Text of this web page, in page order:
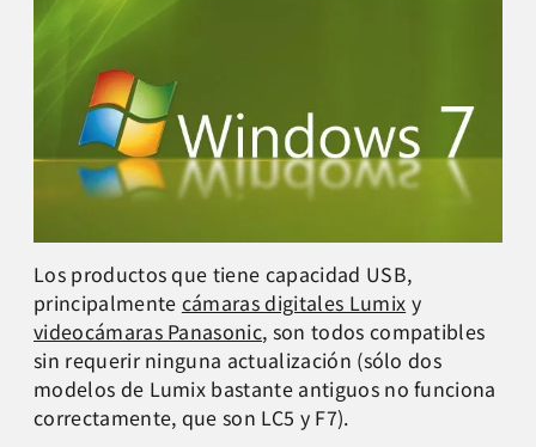
Los productos que tiene capacidad USB,
principalmente cámaras digitales Lumix y
videocámaras Panasonic, son todos compatibles
sin requerir ninguna actualización (sólo dos
modelos de Lumix bastante antiguos no funciona
correctamente, que son LC5 y F7).